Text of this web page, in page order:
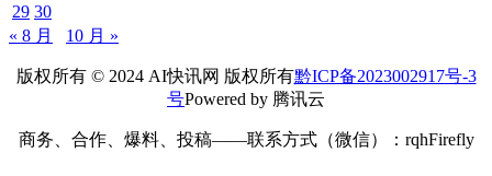
29 30
« 8 月
10 月 »
版权所有 © 2024 AI快讯网 版权所有黔ICP备2023002917号-3
号Powered by 腾讯云
商务、合作、爆料、投稿——联系方式（微信）：rqhFirefly